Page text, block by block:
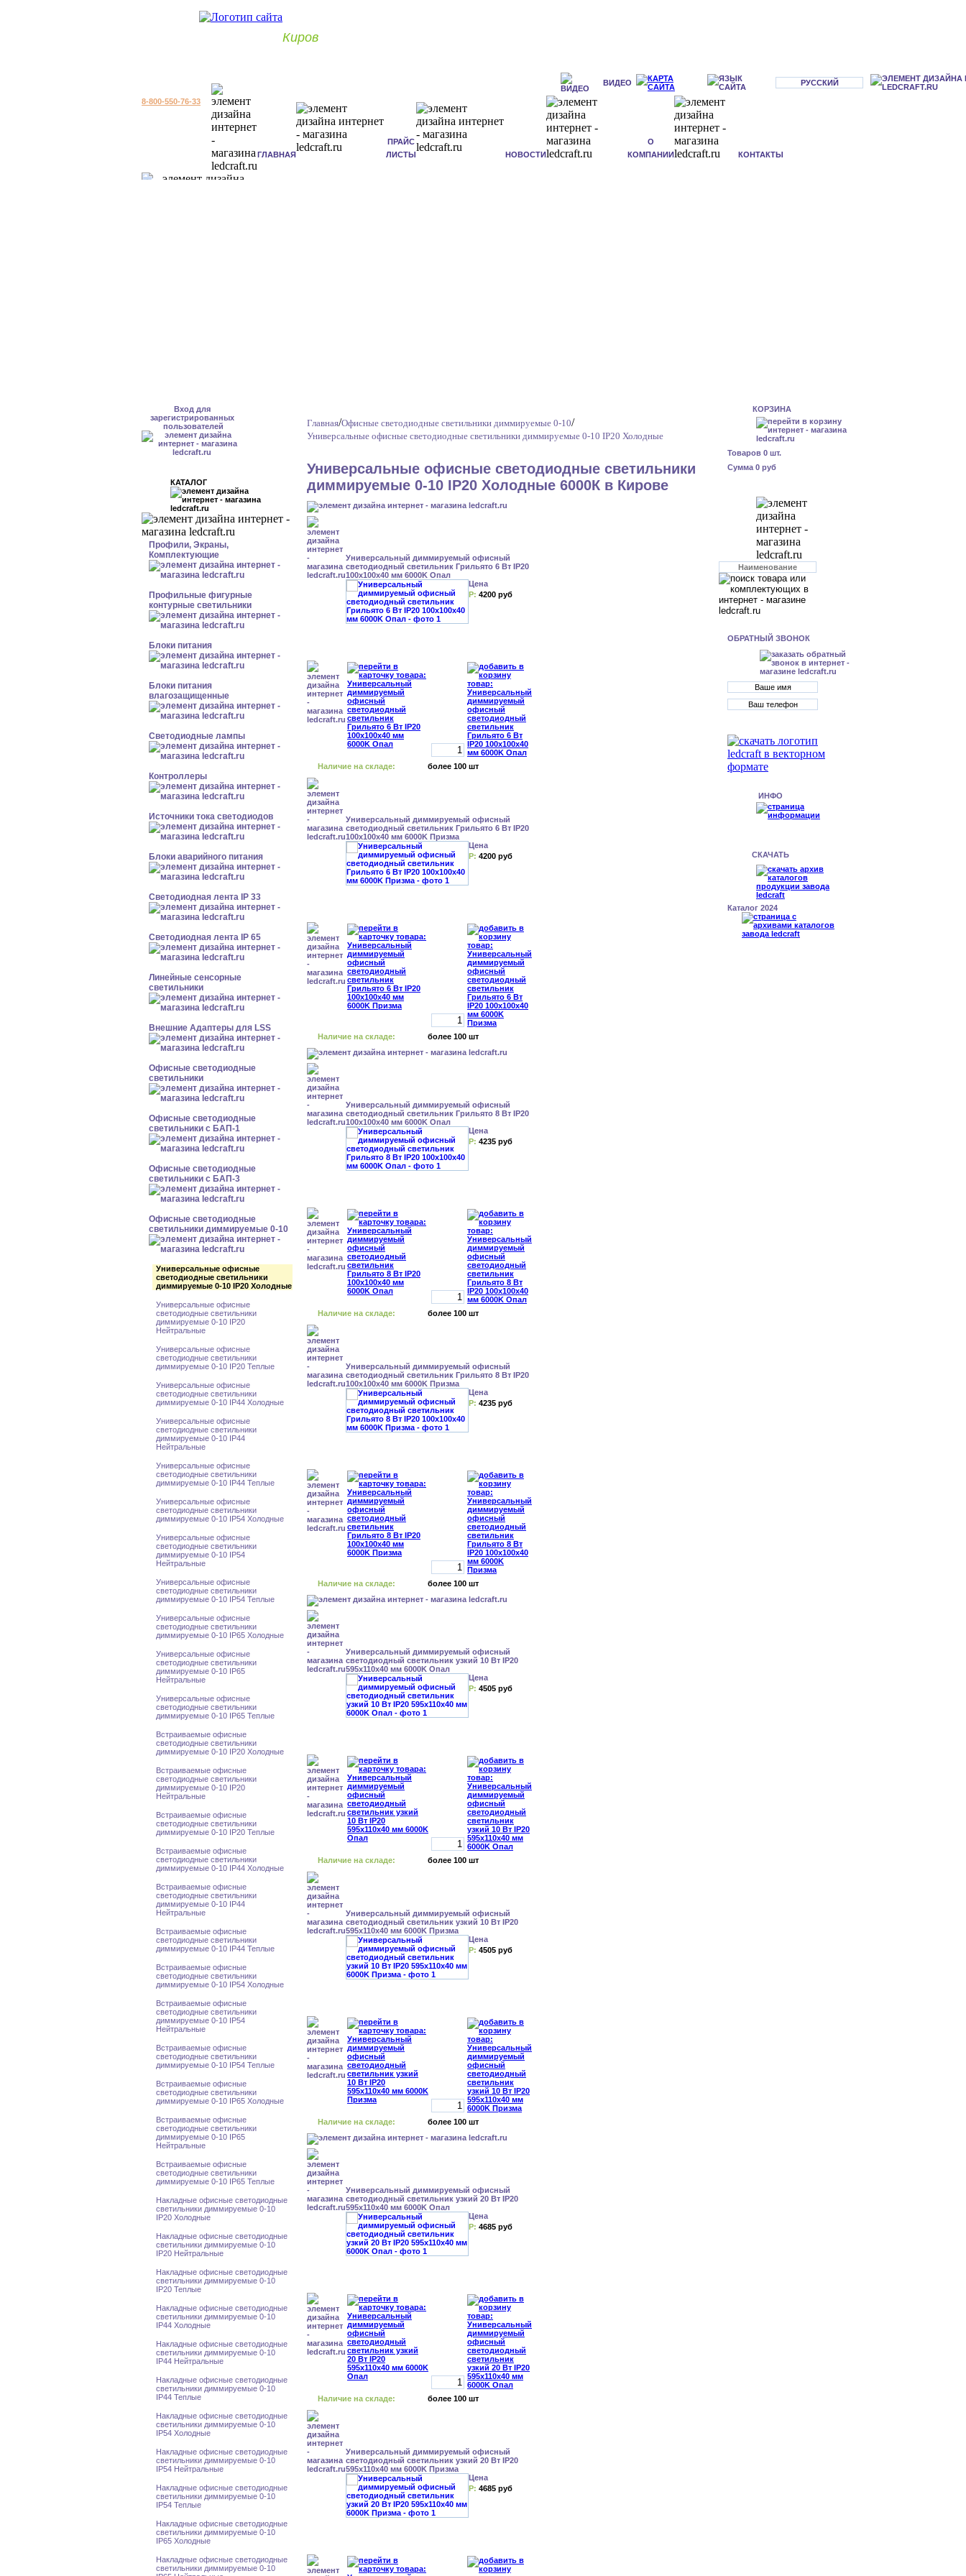
Киров
ВИДЕО РУССКИЙ
8-800-550-76-33
ГЛАВНАЯ
ПРАЙС
ЛИСТЫ
НОВОСТИ
О
КОМПАНИИ
КОНТАКТЫ
Вход для
зарегистрированных
пользователей
КАТАЛОГ
Профили, Экраны,
Комплектующие
Профильные фигурные
контурные светильники
Блоки питания
Блоки питания
влагозащищенные
Светодиодные лампы
Контроллеры
Источники тока светодиодов
Блоки аварийного питания
Светодиодная лента IP 33
Светодиодная лента IP 65
Линейные сенсорные
светильники
Внешние Адаптеры для LSS
Офисные светодиодные
светильники
Офисные светодиодные
светильники с БАП-1
Офисные светодиодные
светильники с БАП-3
Офисные светодиодные
светильники диммируемые 0-10
Универсальные офисные
светодиодные светильники
диммируемые 0-10 IP20 Холодные
Универсальные офисные
светодиодные светильники
диммируемые 0-10 IP20
Нейтральные
Универсальные офисные
светодиодные светильники
диммируемые 0-10 IP20 Теплые
Универсальные офисные
светодиодные светильники
диммируемые 0-10 IP44 Холодные
Универсальные офисные
светодиодные светильники
диммируемые 0-10 IP44
Нейтральные
Универсальные офисные
светодиодные светильники
диммируемые 0-10 IP44 Теплые
Универсальные офисные
светодиодные светильники
диммируемые 0-10 IP54 Холодные
Универсальные офисные
светодиодные светильники
диммируемые 0-10 IP54
Нейтральные
Универсальные офисные
светодиодные светильники
диммируемые 0-10 IP54 Теплые
Универсальные офисные
светодиодные светильники
диммируемые 0-10 IP65 Холодные
Универсальные офисные
светодиодные светильники
диммируемые 0-10 IP65
Нейтральные
Универсальные офисные
светодиодные светильники
диммируемые 0-10 IP65 Теплые
Встраиваемые офисные
светодиодные светильники
диммируемые 0-10 IP20 Холодные
Встраиваемые офисные
светодиодные светильники
диммируемые 0-10 IP20
Нейтральные
Встраиваемые офисные
светодиодные светильники
диммируемые 0-10 IP20 Теплые
Встраиваемые офисные
светодиодные светильники
диммируемые 0-10 IP44 Холодные
Встраиваемые офисные
светодиодные светильники
диммируемые 0-10 IP44
Нейтральные
Встраиваемые офисные
светодиодные светильники
диммируемые 0-10 IP44 Теплые
Встраиваемые офисные
светодиодные светильники
диммируемые 0-10 IP54 Холодные
Встраиваемые офисные
светодиодные светильники
диммируемые 0-10 IP54
Нейтральные
Встраиваемые офисные
светодиодные светильники
диммируемые 0-10 IP54 Теплые
Встраиваемые офисные
светодиодные светильники
диммируемые 0-10 IP65 Холодные
Встраиваемые офисные
светодиодные светильники
диммируемые 0-10 IP65
Нейтральные
Встраиваемые офисные
светодиодные светильники
диммируемые 0-10 IP65 Теплые
Накладные офисные светодиодные
светильники диммируемые 0-10
IP20 Холодные
Накладные офисные светодиодные
светильники диммируемые 0-10
IP20 Нейтральные
Накладные офисные светодиодные
светильники диммируемые 0-10
IP20 Теплые
Накладные офисные светодиодные
светильники диммируемые 0-10
IP44 Холодные
Накладные офисные светодиодные
светильники диммируемые 0-10
IP44 Нейтральные
Накладные офисные светодиодные
светильники диммируемые 0-10
IP44 Теплые
Накладные офисные светодиодные
светильники диммируемые 0-10
IP54 Холодные
Накладные офисные светодиодные
светильники диммируемые 0-10
IP54 Нейтральные
Накладные офисные светодиодные
светильники диммируемые 0-10
IP54 Теплые
Накладные офисные светодиодные
светильники диммируемые 0-10
IP65 Холодные
Накладные офисные светодиодные
светильники диммируемые 0-10
Главная/Офисные светодиодные светильники диммируемые 0-10/
Универсальные офисные светодиодные светильники диммируемые 0-10 IP20 Холодные
Универсальные офисные светодиодные светильники
диммируемые 0-10 IP20 Холодные 6000К в Кирове
Универсальный диммируемый офисный
светодиодный светильник Грильято 6 Вт IP20
100x100x40 мм 6000K Опал
Цена
Р: 4200 руб
Наличие на складе: более 100 шт
Универсальный диммируемый офисный
светодиодный светильник Грильято 6 Вт IP20
100x100x40 мм 6000K Призма
Цена
Р: 4200 руб
Наличие на складе: более 100 шт
Универсальный диммируемый офисный
светодиодный светильник Грильято 8 Вт IP20
100x100x40 мм 6000K Опал
Цена
Р: 4235 руб
Наличие на складе: более 100 шт
Универсальный диммируемый офисный
светодиодный светильник Грильято 8 Вт IP20
100x100x40 мм 6000K Призма
Цена
Р: 4235 руб
Наличие на складе: более 100 шт
Универсальный диммируемый офисный
светодиодный светильник узкий 10 Вт IP20
595x110x40 мм 6000K Опал
Цена
Р: 4505 руб
Наличие на складе: более 100 шт
Универсальный диммируемый офисный
светодиодный светильник узкий 10 Вт IP20
595x110x40 мм 6000K Призма
Цена
Р: 4505 руб
Наличие на складе: более 100 шт
Универсальный диммируемый офисный
светодиодный светильник узкий 20 Вт IP20
595x110x40 мм 6000K Опал
Цена
Р: 4685 руб
Наличие на складе: более 100 шт
Универсальный диммируемый офисный
светодиодный светильник узкий 20 Вт IP20
595x110x40 мм 6000K Призма
Цена
Р: 4685 руб
КОРЗИНА
Товаров 0 шт.
Сумма 0 руб
ОБРАТНЫЙ ЗВОНОК
ИНФО
СКАЧАТЬ
Каталог 2024